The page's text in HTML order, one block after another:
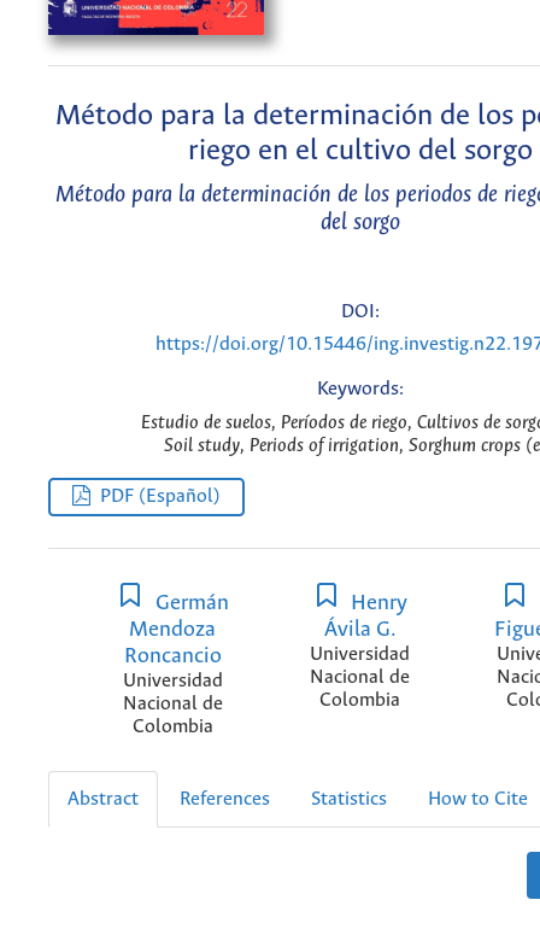
Método para la determinación de los
riego en el cultivo del sorgo
Método para la determinación de los periodos de
del sorgo
DOI:
https://doi.org/10.15446/
Keywords:
Estudio de suelos, Períodos de riego, Cultivos de
Soil study, Periods of irrigation, Sorghum crops
PDF (Español)
Germán
Mendoza
Roncancio
Universidad
Nacional de
Colombia
Henry
Ávila G.
Universidad
Nacional de
Colombia
Abstract References Statistics How to Cite